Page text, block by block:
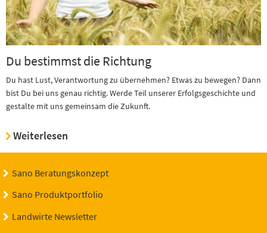
Du bestimmst die Richtung
Du hast Lust, Verantwortung zu übernehmen? Etwas zu bewegen? Dann
bist Du bei uns genau richtig. Werde Teil unserer Erfolgsgeschichte und
gestalte mit uns gemeinsam die Zukunft.
Weiterlesen
Sano Beratungskonzept
Sano Produktportfolio
Landwirte Newsletter